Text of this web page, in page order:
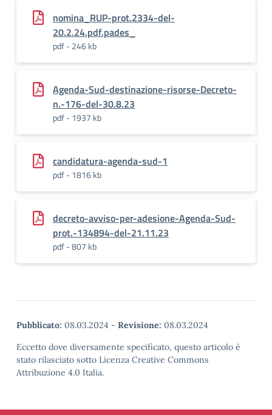
nomina_RUP-prot.2334-del-
20.2.24.pdf.pades_
pdf - 246 kb
Agenda-Sud-destinazione-risorse-Decreto-
n.-176-del-30.8.23
pdf - 1937 kb
candidatura-agenda-sud-1
pdf - 1816 kb
decreto-avviso-per-adesione-Agenda-Sud-
prot.-134894-del-21.11.23
pdf - 807 kb
Pubblicato: 08.03.2024 - Revisione: 08.03.2024
Eccetto dove diversamente specificato, questo articolo è
stato rilasciato sotto Licenza Creative Commons
Attribuzione 4.0 Italia.